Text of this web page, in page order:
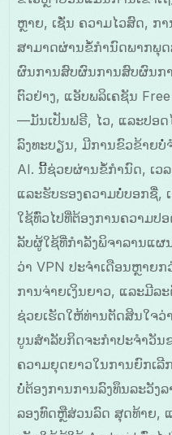
ຫຼາຍ, ເຊັ່ນ ຄວາມໄວສົດ, ກ
ສາມາດຜ່ານຂໍ້ກຳນົດພາກພຸ
ຜົນການສົບຜົນການສົບຜົນກ
ຕົວຢ່າງ, ແອັບພລິເຄຊັນ
—ມັນເປັນຟຣີ, ໄວ, ແລະປອດ
ລົງທະບຽນ, ມີການຂົວຂ້າຍ
AI. ນີ້ຊ່ວຍຜ່ານຂໍ້ກຳນົດ, ເວ
ແລະຮັບຮອງຄວາມບໍ່ບອກຊື່,
ໃຊ້ທົ່ວໄປທີ່ຕ້ອງການຄວາມປ
ລັບຜູ້ໃຊ້ທີ່ກຳລັງພິຈາລານແຜ
ວ່າ VPN ປະຈໍາເດືອນຫຼາຍ
ການຈ່າຍເງິນຍາວ, ແລະມີລ
ຊ່ວຍເຮັດໃຫ້ທ່ານຕັດສິນໃຈວ່
ບູນສໍາລັບກິດຈະກຳປະຈຳວັນ
ຄວາມຍຸດຍາວໃນການຍົກເລີ
ບໍ່ຕ້ອງການການລົງທຶນລະວັງ
ລອງທົດຫຼືສ່ວນລົດ ສຸດທ້າຍ,